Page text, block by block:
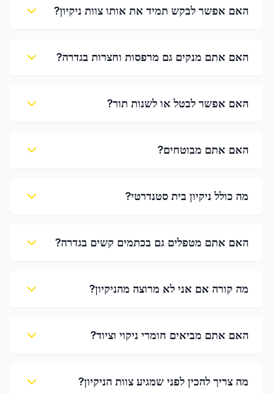
האם אפשר לבקש תמיד את אותו צוות ניקיון?
האם אתם מנקים גם מרפסות וחצרות בגדרה?
האם אפשר לבטל או לשנות תור?
האם אתם מבוטחים?
מה כולל ניקיון בית סטנדרטי?
האם אתם מטפלים גם בכתמים קשים בגדרה?
מה קורה אם אני לא מרוצה מהניקיון?
האם אתם מביאים חומרי ניקוי וציוד?
מה צריך להכין לפני שמגיע צוות הניקיון?